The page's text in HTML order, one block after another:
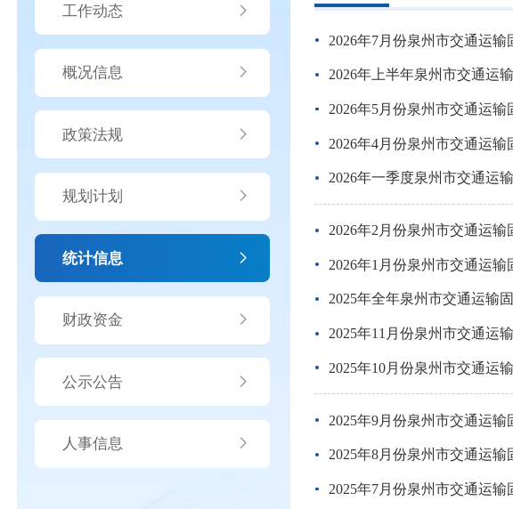
工作动态
概况信息
政策法规
规划计划
统计信息
财政资金
公示公告
人事信息
2026年7月份泉州市交通运
2026年上半年泉州市交通运
2026年5月份泉州市交通运
2026年4月份泉州市交通运
2026年一季度泉州市交通运
2026年2月份泉州市交通运
2026年1月份泉州市交通运
2025年全年泉州市交通运输
2025年11月份泉州市交通运
2025年10月份泉州市交通运
2025年9月份泉州市交通运
2025年8月份泉州市交通运
2025年7月份泉州市交通运